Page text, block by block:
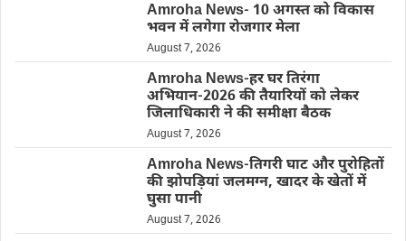
Amroha News- 10 अगस्त को विकास
भवन में लगेगा रोजगार मेला
August 7, 2026
Amroha News-हर घर तिरंगा
अभियान-2026 की तैयारियों को लेकर
जिलाधिकारी ने की समीक्षा बैठक
August 7, 2026
Amroha News-तिगरी घाट और पुरोहितों
की झोपड़ियां जलमग्न, खादर के खेतों में
घुसा पानी
August 7, 2026